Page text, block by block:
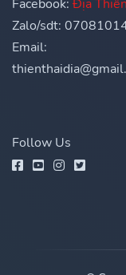
Facebook: Địa
Zalo/sdt:
Email:
Follow Us